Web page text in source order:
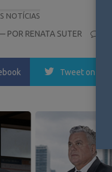
NOTÍCIAS
POR RENATA SUTER
Tweet on